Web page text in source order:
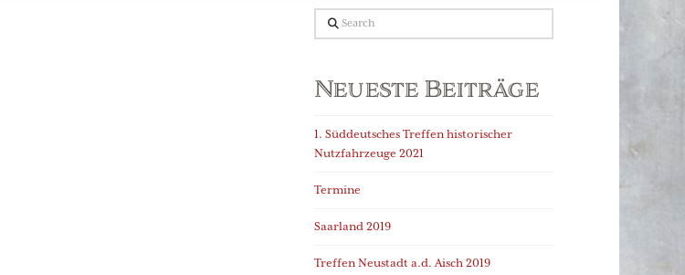
Search
Neueste Beiträge
1. Süddeutsches Treffen historischer
Nutzfahrzeuge 2021
Termine
Saarland 2019
Treffen Neustadt a.d. Aisch 2019